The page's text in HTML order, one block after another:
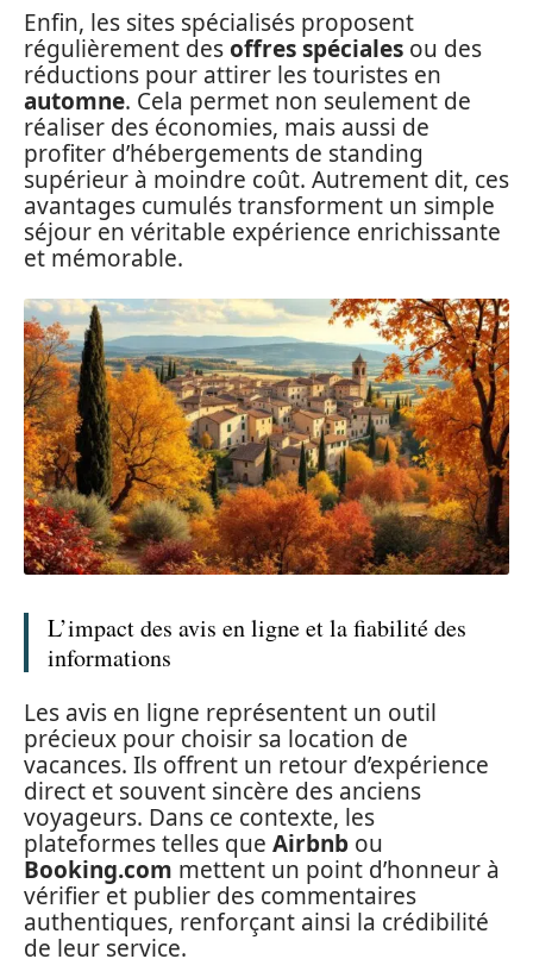
Enfin, les sites spécialisés proposent
régulièrement desoffres spéciales ou des
réductions pour attirer les touristes en
automne. Cela permet non seulement de
réaliser des économies, mais aussi de
profiter d’hébergements de standing
supérieur à moindre coût. Autrement dit, ces
avantages cumulés transforment un simple
séjour en véritable expérience enrichissante
et mémorable.
L’impact des avis en ligne et la fiabilité des
informations
Les avis en ligne représentent un outil
précieux pour choisir sa location de
vacances. Ils offrent un retour d’expérience
direct et souvent sincère des anciens
voyageurs. Dans ce contexte, les
plateformes telles que Airbnb ou
Booking.com mettent un point d’honneur à
vérifier et publier des commentaires
authentiques, renforçant ainsi la crédibilité
de leur service.